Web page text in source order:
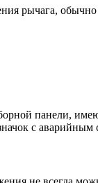
рычага,
панели,
с